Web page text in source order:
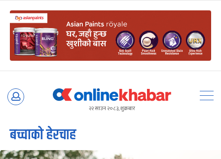
Skip
२२ साउन २०८३, शुक्रबार
बच्चाको हेरचाह